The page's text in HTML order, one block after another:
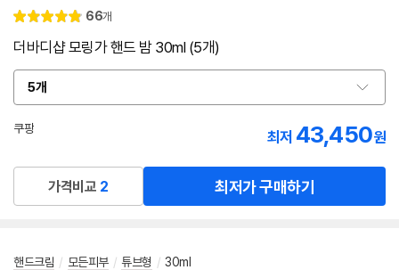
별
4.
리
66개
더바디샵 모링가 핸드 밤 30ml (5개)
5개
옵
션
선
쿠팡
최저 43,450원
가격비교 2 최저가 구매하기
핸드크림 / 모든피부 / 튜브형 / 30ml